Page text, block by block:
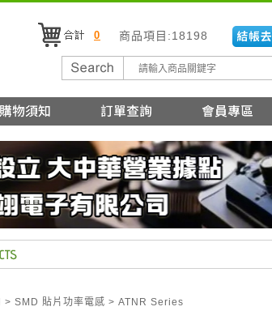
0 商品項目:18198
> SMD 貼片功率電感 > ATNR Series